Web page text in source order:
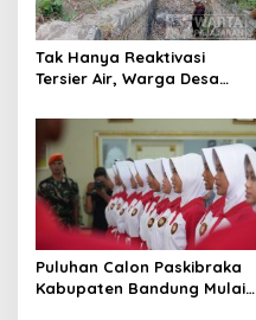
Tak Hanya Reaktivasi
Tersier Air, Warga Desa
Alternatif di Padalarang
Puluhan Calon Paskibraka
Kabupaten Bandung Mulai